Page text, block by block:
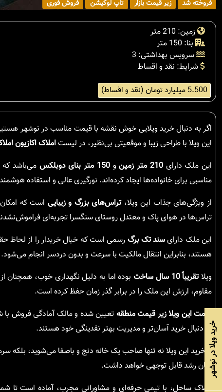
فروخته شد زیر قیمت بازار تاپ لوکیشن فروش فوری
زمین: 210 متر
بنا: 150 متر
سرویس بهداشتی: 3
شرایط: نقد و اقساط
5.500 میلیارد تومان (نقد و اقساط)
اگر به دنبال خرید ویلایی خوش نقشه با قیمت مناسب در نوشهر
این ویلا با طراحی زیبا و موقعیتی بی‌نظیر، در لیستاملاک اکازیون
این ملک دارای210 متر زمین و150 متر بنای دوبلکس می‌باشد
مناسبی برای خانواده‌ها ایجاد کرده‌اند. نورگیری عالی و استفاده
از ویژگی‌های جذاب این ویلا،تراس‌های بزرگ و زیبایی است که
تراس‌ها در هوای پاک و معتدل روستای سنگسرا تجربه‌ای
این ملک دارایسند تک برگ رسمی است که خیال خریدار را از
هستند، بنابراین انتقال مالکیت با سرعت و بدون دردسر انجام می‌شود.
ویلاتقریباً 10 سال ساخت
بوده اما به دلیل نگهداری خوب، همچنان
مقاوم، ارزش این ملک را در برابر گذر زمان حفظ کرده است.
قیمت این ویلا زیر قیمت منطقه تعیین شده و مالک آمادگی فروش با
به دنبال خرید آسان‌تر و مدیریت بهتر نقدینگی خود هستند.
با خرید این ویلا نه تنها صاحب یک خانه دنج و باصفا می‌شوید، بلکه
زمان رشد قابل توجهی خواهد داشت.
املاک ساحل، با تیمی حرفه‌ای و مشاورانی مجرب، آماده است تا
خرید ویلا در نوشهر